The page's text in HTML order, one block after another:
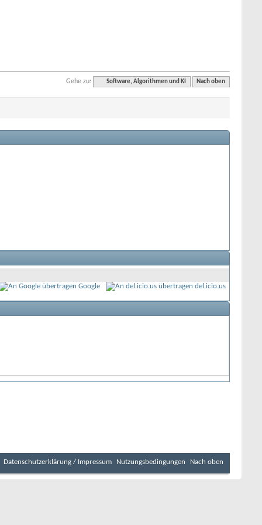
Gehe zu: Software, Algorithmen und KI Nach oben
Google
del.icio.us
Datenschutzerklärung / Impressum Nutzungsbedingungen Nach oben